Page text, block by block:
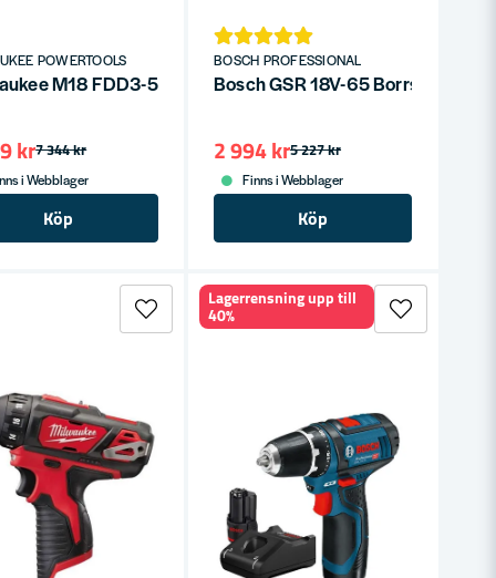
Festool Skruvdragare TXS 18 C 3,0-Plus 18V (2x3,0ah)
POWERTOOLS
M18 FDD3-502X Borrskruvdragare FUEL 18V
7 344 kr
kr
i Webblager
Köp
BOSCH PROFESSIONAL
Bosch GSR 18V-65
5 227 kr
2 994 kr
Finns i Webblager
Köp
Lagerrensning upp till
40%